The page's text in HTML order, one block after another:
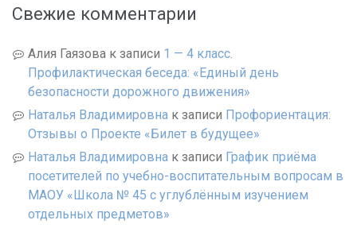
Свежие комментарии
Алия Гаязова к записи 1 — 4 класс.
Профилактическая беседа: «Единый день
безопасности дорожного движения»
Наталья Владимировна к записи Профориентация:
Отзывы о Проекте «Билет в будущее»
Наталья Владимировна к записи График приёма
посетителей по учебно-воспитательным вопросам в
МАОУ «Школа № 45 с углублённым изучением
отдельных предметов»